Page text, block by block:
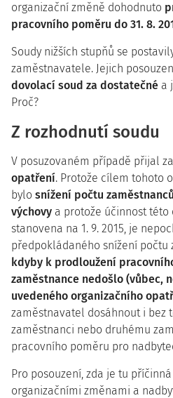
organizační změně dohodnuto
pracovního poměru do 31. 8.
Soudy nižších stupňů se
zaměstnavatele. Jejich
dovolací soud za dostatečné a
Proč?
Z rozhodnutí soudu
V posuzovaném případě přijal
opatření. Protože cílem tohoto
bylo snížení počtu
výchovy a protože účinnost této
stanovena na 1. 9. 2015, je
předpokládaného snížení počtu
kdyby k prodloužení
zaměstnance nedošlo (vůbec,
uvedeného organizačního
zaměstnavatel dosáhnout i bez
zaměstnanci nebo druhému
pracovního poměru pro
Pro posouzení, zda je tu
organizačními změnami a